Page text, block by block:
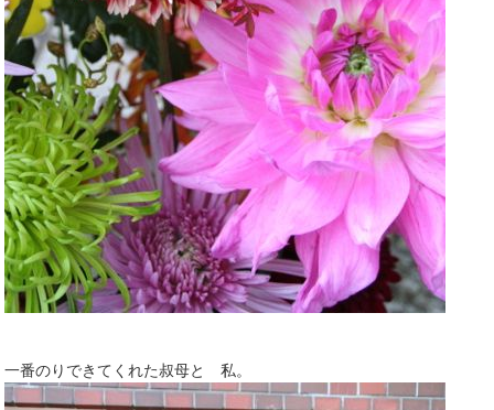
一番のりできてくれた叔母と 私。